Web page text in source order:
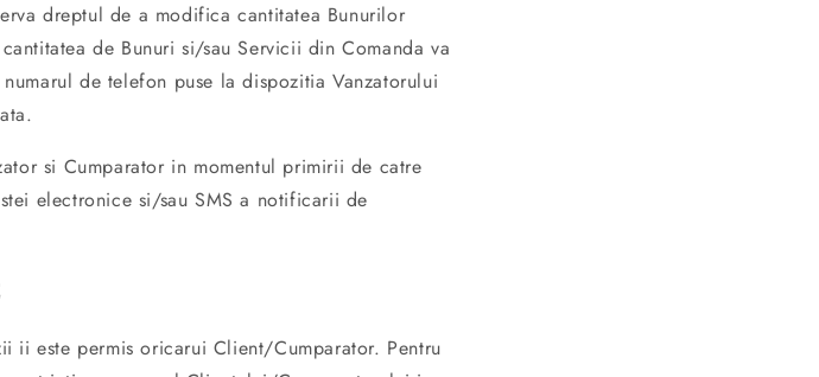
dreptul de a modifica cantitatea Bunurilor
de Bunuri si/sau Servicii din Comanda va
de telefon puse la dispozitia Vanzatorului
si Cumparator in momentul primirii de catre
electronice si/sau SMS a notificarii de
ii este permis oricarui Client/Cumparator. Pentru